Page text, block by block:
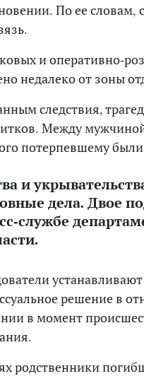
По ее
и оперативно-
недалеко от зоны
следствия,
Между
потерпевшему
и
дела. Двое
службе
устанавливают
решение в
в момент
родственники